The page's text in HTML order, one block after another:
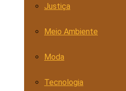
Justiça
Meio Ambiente
Moda
Tecnologia